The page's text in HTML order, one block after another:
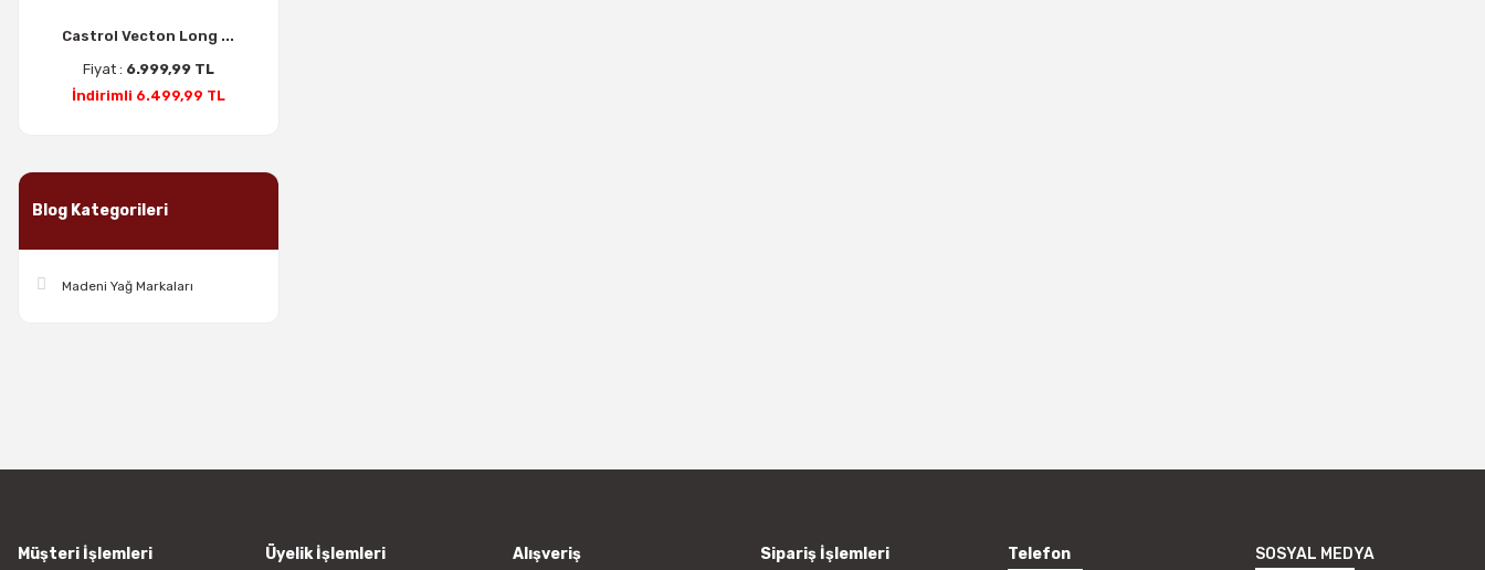
Castrol Vecton Long ...
Fiyat : 6.999,99 TL
İndirimli 6.499,99 TL
Blog Kategorileri
Madeni Yağ Markaları
Müşteri İşlemleri Üyelik İşlemleri Alışveriş Sipariş İşlemleri Telefon SOSYAL MEDYA